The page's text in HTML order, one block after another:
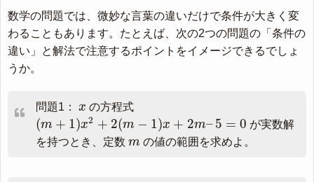
数学の問題では、微妙な言葉の違いだけで条件が大きく変
わることもあります。たとえば、次の2つの問題の「条件の
違い」と解法で注意するポイントをイメージできるでしょ
うか。
問題1： x
x の方程式
(m + 1)x2 + 2(m − 1)x + 2m–5 = 0
( m+1 )x2 + 2 ( m− ) 2 m 5 =0
が実数解
を持つとき、定数 m
m の値の範囲を求めよ。